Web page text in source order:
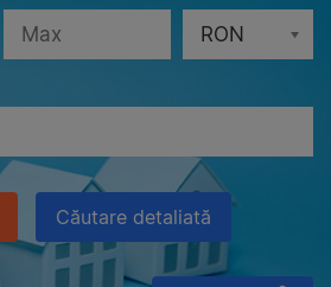
RON
Căutare detaliată